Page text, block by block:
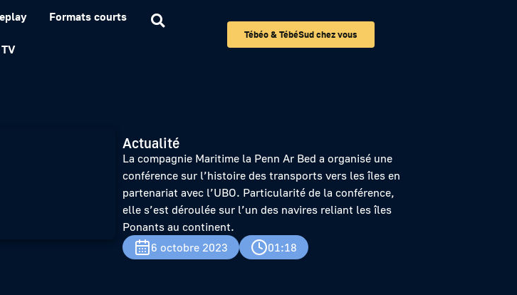
Formats courts
Tébéo & TébéSud chez vous
un navire de la Penn Ar Bed
Actualité
La compagnie Maritime la Penn Ar Bed a organisé une
conférence sur l’histoire des transports vers les îles en
partenariat avec l’UBO. Particularité de la conférence,
elle s’est déroulée sur l’un des navires reliant les îles
Ponants au continent.
6 octobre 2023
01:18